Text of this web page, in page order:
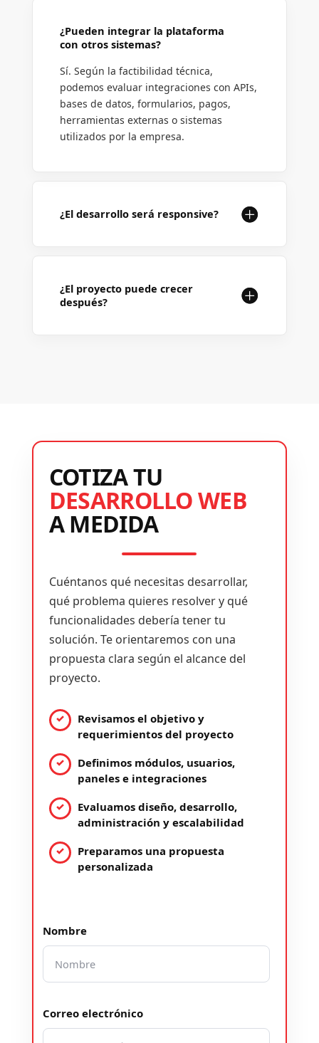
¿Pueden integrar la plataforma
con otros sistemas?
Sí. Según la factibilidad técnica,
podemos evaluar integraciones con APIs,
bases de datos, formularios, pagos,
herramientas externas o sistemas
utilizados por la empresa.
¿El desarrollo será responsive?
¿El proyecto puede crecer
después?
COTIZA TU
DESARROLLO WEB
A MEDIDA
Cuéntanos qué necesitas desarrollar,
qué problema quieres resolver y qué
funcionalidades debería tener tu
solución. Te orientaremos con una
propuesta clara según el alcance del
proyecto.
Revisamos el objetivo y
requerimientos del proyecto
Definimos módulos, usuarios,
paneles e integraciones
Evaluamos diseño, desarrollo,
administración y escalabilidad
Preparamos una propuesta
personalizada
Nombre
Correo electrónico